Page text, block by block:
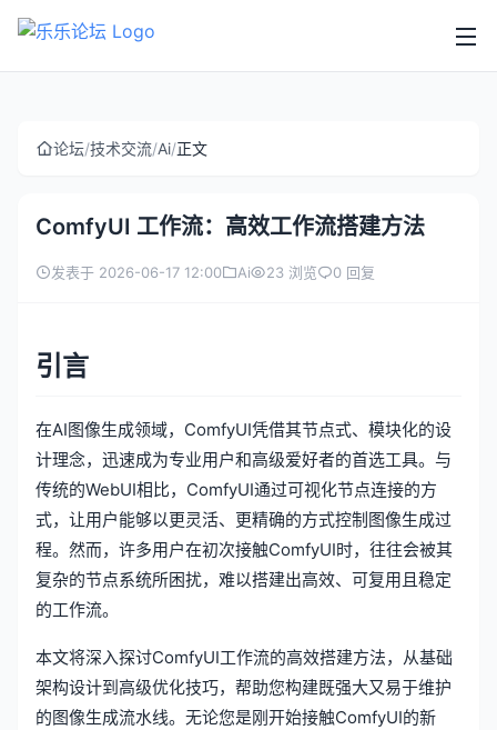
论坛/技术交流/Ai/正文
ComfyUI 工作流：高效工作流搭建方法
发表于 2026-06-17 12:00 Ai 23 浏览 0 回复
引言
在AI图像生成领域，ComfyUI凭借其节点式、模块化的设
计理念，迅速成为专业用户和高级爱好者的首选工具。与
传统的WebUI相比，ComfyUI通过可视化节点连接的方
式，让用户能够以更灵活、更精确的方式控制图像生成过
程。然而，许多用户在初次接触ComfyUI时，往往会被其
复杂的节点系统所困扰，难以搭建出高效、可复用且稳定
的工作流。
本文将深入探讨ComfyUI工作流的高效搭建方法，从基础
架构设计到高级优化技巧，帮助您构建既强大又易于维护
的图像生成流水线。无论您是刚开始接触ComfyUI的新